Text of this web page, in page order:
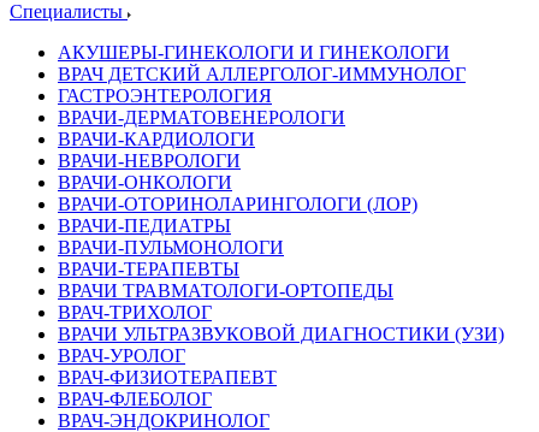
Специалисты
АКУШЕРЫ-ГИНЕКОЛОГИ И ГИНЕКОЛОГИ
ВРАЧ ДЕТСКИЙ АЛЛЕРГОЛОГ-ИММУНОЛОГ
ГАСТРОЭНТЕРОЛОГИЯ
ВРАЧИ-ДЕРМАТОВЕНЕРОЛОГИ
ВРАЧИ-КАРДИОЛОГИ
ВРАЧИ-НЕВРОЛОГИ
ВРАЧИ-ОНКОЛОГИ
ВРАЧИ-ОТОРИНОЛАРИНГОЛОГИ (ЛОР)
ВРАЧИ-ПЕДИАТРЫ
ВРАЧИ-ПУЛЬМОНОЛОГИ
ВРАЧИ-ТЕРАПЕВТЫ
ВРАЧИ ТРАВМАТОЛОГИ-ОРТОПЕДЫ
ВРАЧ-ТРИХОЛОГ
ВРАЧИ УЛЬТРАЗВУКОВОЙ ДИАГНОСТИКИ (УЗИ)
ВРАЧ-УРОЛОГ
ВРАЧ-ФИЗИОТЕРАПЕВТ
ВРАЧ-ФЛЕБОЛОГ
ВРАЧ-ЭНДОКРИНОЛОГ